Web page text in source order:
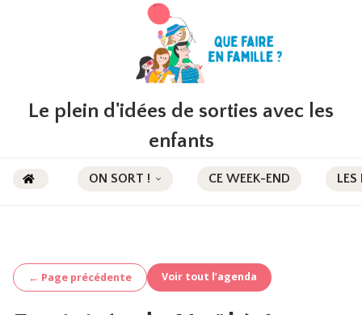
Le plein d'idées de sorties avec les
enfants
ON SORT ! CE WEEK-END LES
← Page précédente Voir tout l’agenda